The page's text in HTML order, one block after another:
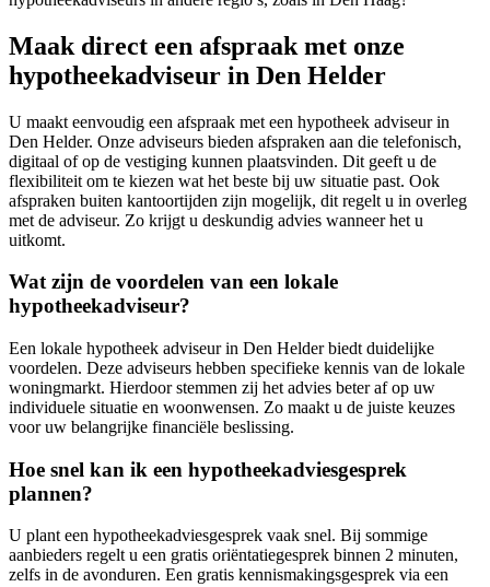
Maak direct een afspraak met onze
hypotheekadviseur in Den Helder
U maakt eenvoudig een afspraak met een hypotheek adviseur in
Den Helder. Onze adviseurs bieden afspraken aan die telefonisch,
digitaal of op de vestiging kunnen plaatsvinden. Dit geeft u de
flexibiliteit om te kiezen wat het beste bij uw situatie past. Ook
afspraken buiten kantoortijden zijn mogelijk, dit regelt u in overleg
met de adviseur. Zo krijgt u deskundig advies wanneer het u
uitkomt.
Wat zijn de voordelen van een lokale
hypotheekadviseur?
Een lokale hypotheek adviseur in Den Helder biedt duidelijke
voordelen. Deze adviseurs hebben specifieke kennis van de lokale
woningmarkt. Hierdoor stemmen zij het advies beter af op uw
individuele situatie en woonwensen. Zo maakt u de juiste keuzes
voor uw belangrijke financiële beslissing.
Hoe snel kan ik een hypotheekadviesgesprek
plannen?
U plant een hypotheekadviesgesprek vaak snel. Bij sommige
aanbieders regelt u een gratis oriëntatiegesprek binnen 2 minuten,
zelfs in de avonduren. Een gratis kennismakingsgesprek via een